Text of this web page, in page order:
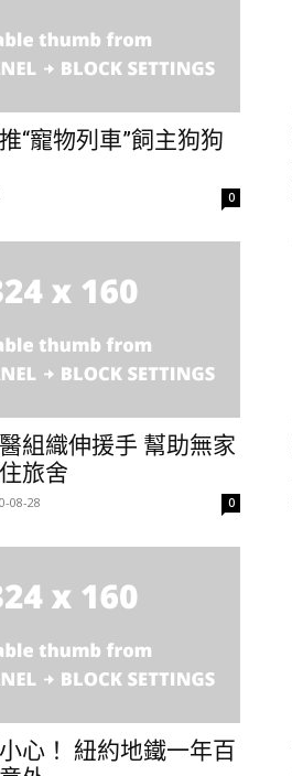
“寵物列車”飼主狗狗
0
組織伸援手 幫助無家
旅舍
08-28 0
心！ 紐約地鐵一年百